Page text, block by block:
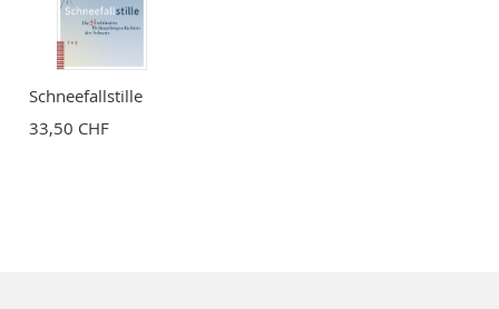
Schneefallstille
33,50 CHF